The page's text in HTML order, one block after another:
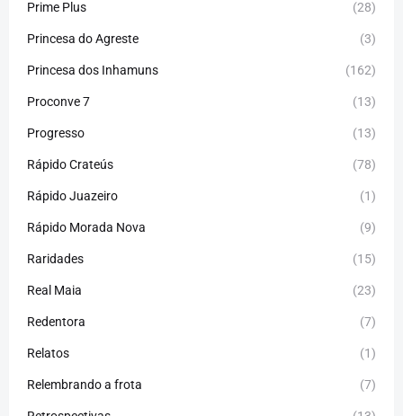
Prime Plus (28)
Princesa do Agreste (3)
Princesa dos Inhamuns (162)
Proconve 7 (13)
Progresso (13)
Rápido Crateús (78)
Rápido Juazeiro (1)
Rápido Morada Nova (9)
Raridades (15)
Real Maia (23)
Redentora (7)
Relatos (1)
Relembrando a frota (7)